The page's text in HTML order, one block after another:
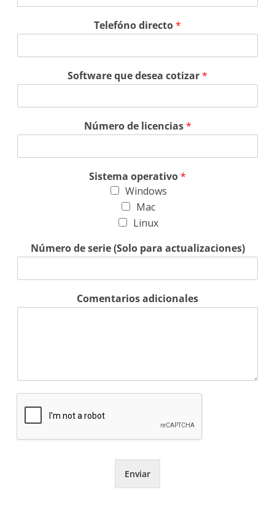
Telefóno directo*
Software que desea cotizar*
Número de licencias*
Sistema operativo*
Windows
Mac
Linux
Número de serie (Solo para actualizaciones)
Comentarios adicionales
Enviar